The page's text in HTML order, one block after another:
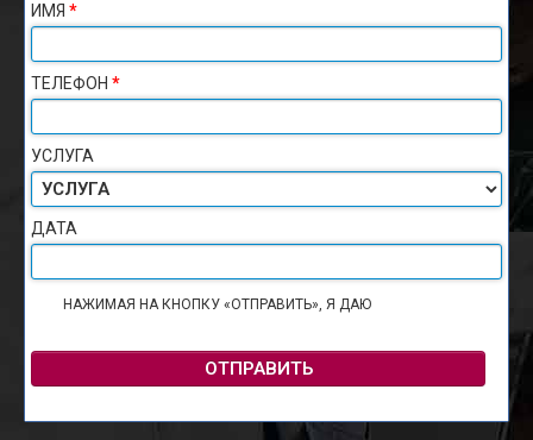
ИМЯ *
ТЕЛЕФОН *
УСЛУГА
ДАТА
НАЖИМАЯ НА КНОПКУ «ОТПРАВИТЬ», Я ДАЮ
ОТПРАВИТЬ